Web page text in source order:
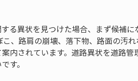
る異状を見つけた場合、まず候補
、路肩の崩壊、落下物、路面の汚
内されています。道路異状を道路
す。